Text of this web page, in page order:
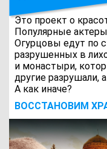
Это проект о
Популярные
Огурцовы едут по
разрушенных в
и монастыри,
другие разрушали,
А как иначе?
ВОCСТАНОВИМ